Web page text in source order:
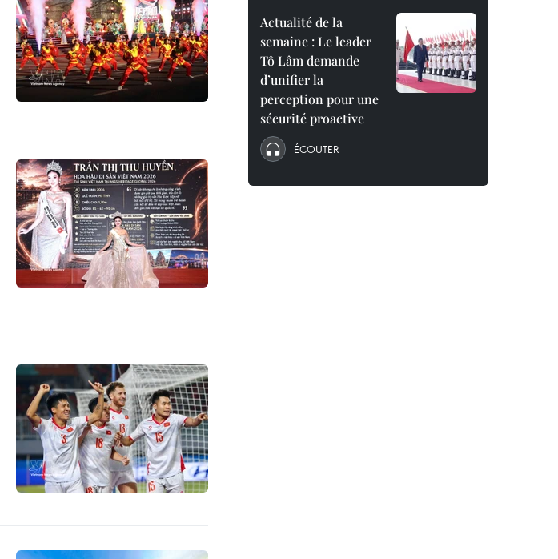
Actualité de la
semaine : Le leader
Tô Lâm demande
d’unifier la
perception pour une
sécurité proactive
ÉCOUTER